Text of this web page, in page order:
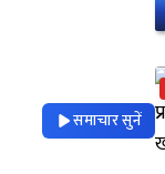
समाचार सुनें